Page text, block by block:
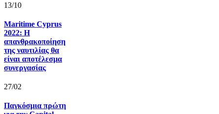
13/10
Maritime Cyprus
2022: Η
απανθρακοποίηση
της ναυτιλίας θα
είναι αποτέλεσμα
συνεργασίας
27/02
Παγκόσμια πρώτη